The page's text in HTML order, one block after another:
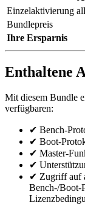
Einzelaktivierung
Bundlepreis
Ihre Ersparnis
Enthaltene
Mit diesem Bundle
verfügbaren:
✔ Bench-
✔ Boot-
✔ Master-
✔
✔ Zugriff auf
Bench-/Boot-